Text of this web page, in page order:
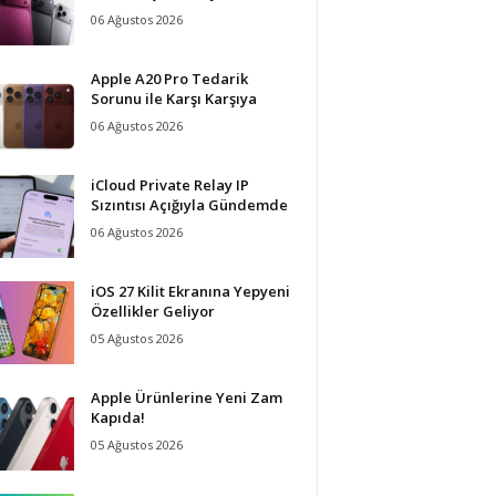
06 Ağustos 2026
Apple A20 Pro Tedarik
Sorunu ile Karşı Karşıya
06 Ağustos 2026
iCloud Private Relay IP
Sızıntısı Açığıyla Gündemde
06 Ağustos 2026
iOS 27 Kilit Ekranına Yepyeni
Özellikler Geliyor
05 Ağustos 2026
Apple Ürünlerine Yeni Zam
Kapıda!
05 Ağustos 2026